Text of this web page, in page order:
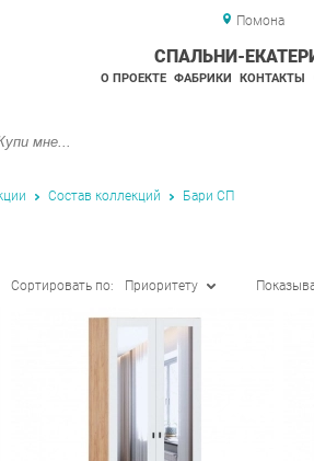
Помона
СПАЛЬНИ-
О ПРОЕКТЕ ФАБРИКИ КОНТАКТЫ
Состав коллекций Бари СП
Сортировать по: Приоритету